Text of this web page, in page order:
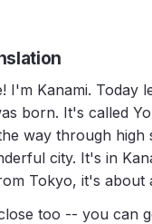
I'm Kanami. Today
born. It's called
way through high
city. It's in
Tokyo, it's about
too -- you can